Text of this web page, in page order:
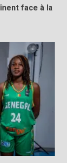
face à la